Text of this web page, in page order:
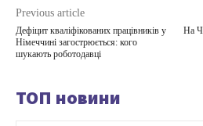
Previous article
Дефіцит кваліфікованих працівників у
Німеччині загострюється: кого
шукають роботодавці
На
ТОП новини